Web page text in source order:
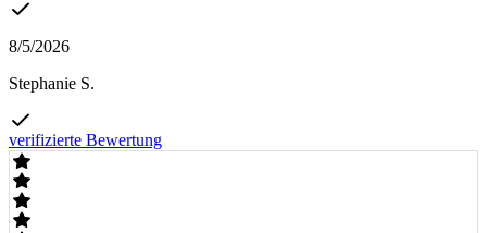
8/5/2026
Stephanie S.
verifizierte Bewertung